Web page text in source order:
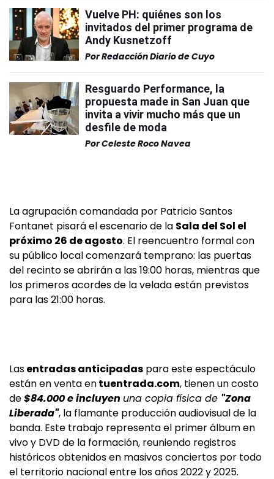
Vuelve PH: quiénes son los
invitados del primer programa de
Andy Kusnetzoff
PorRedacción Diario de Cuyo
Resguardo Performance, la
propuesta made in San Juan que
invita a vivir mucho más que un
desfile de moda
PorCeleste Roco Navea
La agrupación comandada por Patricio Santos
Fontanet pisará el escenario de la Sala del Sol el
próximo 26 de agosto. El reencuentro formal con
su público local comenzará temprano: las puertas
del recinto se abrirán a las 19:00 horas, mientras que
los primeros acordes de la velada están previstos
para las 21:00 horas.
Lasentradas anticipadas para este espectáculo
están en venta entuentrada.com, tienen un costo
de$84.000 e incluyen una copia física de "Zona
Liberada", la flamante producción audiovisual de la
banda. Este trabajo representa el primer álbum en
vivo y DVD de la formación, reuniendo registros
históricos obtenidos en masivos conciertos por todo
el territorio nacional entre los años 2022 y 2025.